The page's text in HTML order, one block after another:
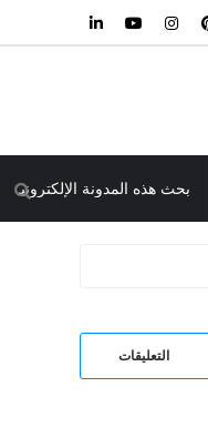
التعليقات